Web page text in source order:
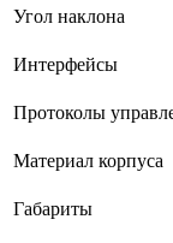
Угол наклона
Интерфейсы
Протоколы
Материал корпуса
Габариты